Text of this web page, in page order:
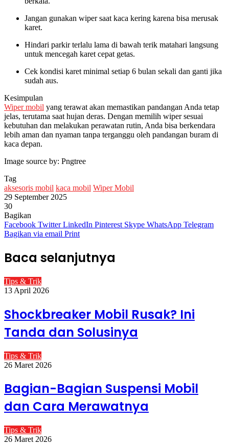
Jangan gunakan wiper saat kaca kering karena bisa merusak
karet.
Hindari parkir terlalu lama di bawah terik matahari langsung
untuk mencegah karet cepat getas.
Cek kondisi karet minimal setiap 6 bulan sekali dan ganti jika
sudah aus.
Kesimpulan
Wiper mobil yang terawat akan memastikan pandangan Anda tetap
jelas, terutama saat hujan deras. Dengan memilih wiper sesuai
kebutuhan dan melakukan perawatan rutin, Anda bisa berkendara
lebih aman dan nyaman tanpa terganggu oleh pandangan buram di
kaca depan.
Image source by: Pngtree
Tag
aksesoris mobil kaca mobil Wiper Mobil
29 September 2025
30
Bagikan
Facebook Twitter LinkedIn Pinterest Skype WhatsApp Telegram
Bagikan via email Print
Baca selanjutnya
Tips & Trik
13 April 2026
Shockbreaker Mobil Rusak? Ini
Tanda dan Solusinya
Tips & Trik
26 Maret 2026
Bagian-Bagian Suspensi Mobil
dan Cara Merawatnya
Tips & Trik
26 Maret 2026